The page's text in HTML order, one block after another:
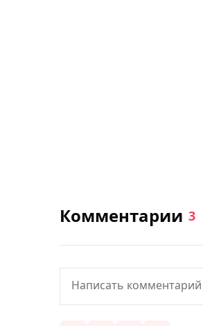
Комментарии 3